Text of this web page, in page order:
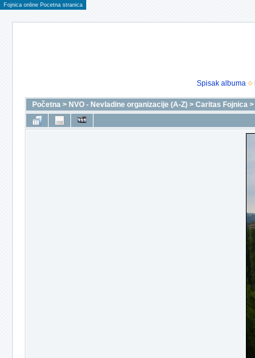
Fojnica online Pocetna stranica
Spisak albuma
Početna > NVO - Nevladine organizacije (A-Z) > Caritas Fojnica >